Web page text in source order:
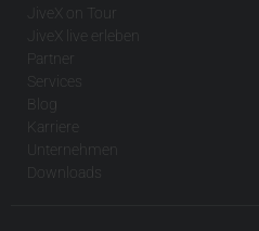
JiveX on Tour
JiveX live erleben
Partner
Services
Blog
Karriere
Unternehmen
Downloads